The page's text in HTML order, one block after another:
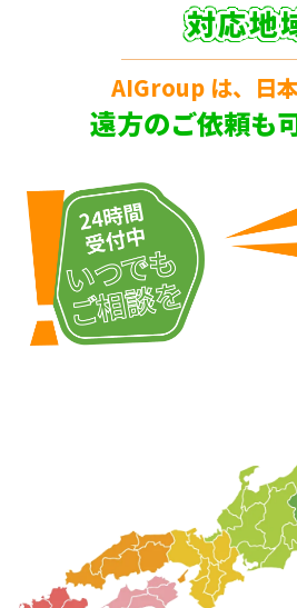
対応地
AIGroup は、日
遠方のご依頼も